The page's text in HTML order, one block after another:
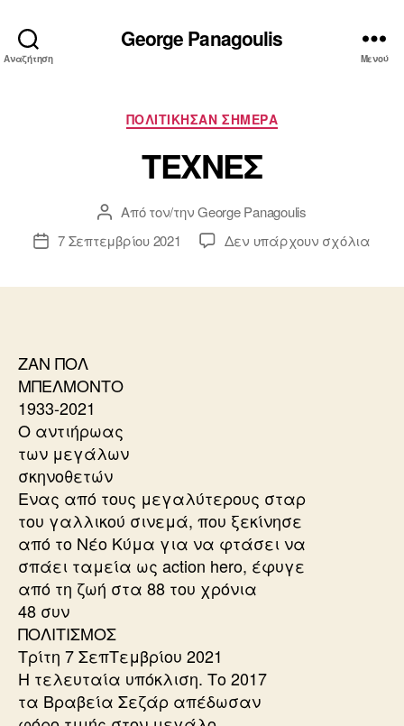
Αναζήτηση
George Panagoulis
Μενού
Κατηγορίες
ΠΟΛΙΤΙΚΗΣΑΝ ΣΗΜΕΡΑ
ΤΕΧΝΕΣ
Συντάκτης
άρθρου
Από τον/τηνGeorge Panagoulis
Ημ.7 Σεπτεμβρίου 2021 Δεν υπάρχουν σχόλιαστο
ΖΑΝ ΠΟΛ
ΜΠΕΛΜΟΝΤΟ
1933-2021
Ο αντιήρωας
των μεγάλων
σκηνοθετών
Ενας από τους μεγαλύτερους σταρ
του γαλλικού σινεμά, που ξεκίνησε
από το Νέο Κύμα για να φτάσει να
σπάει ταμεία ως action hero, έφυγε
από τη ζωή στα 88 του χρόνια
48 συν
ΠΟΛΙΤΙΣΜΟΣ
Τρίτη 7 ΣεπΤεμβρίου 2021
Η τελευταία υπόκλιση. Το 2017
τα Βραβεία Σεζάρ απέδωσαν